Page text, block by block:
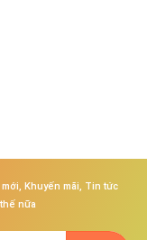
mới, Khuyến mãi, Tin tức
nữa